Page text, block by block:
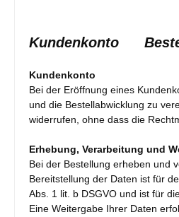
Kundenkonto
Kundenkonto
Bei der Eröffnung eines
und die Bestellabwicklung zu
widerrufen, ohne dass die
Erhebung, Verarbeitung und
Bei der Bestellung erheben und
Bereitstellung der Daten ist für
Abs. 1 lit. b DSGVO und ist für
Eine Weitergabe Ihrer Daten